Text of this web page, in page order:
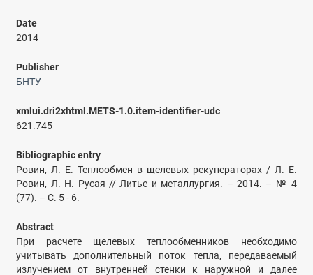
Date
2014
Publisher
БНТУ
xmlui.dri2xhtml.METS-1.0.item-identifier-udc
621.745
Bibliographic entry
Ровин, Л. Е. Теплообмен в щелевых рекуператорах / Л. Е.
Ровин, Л. Н. Русая // Литье и металлургия. – 2014. – № 4
(77). – С. 5 - 6.
Abstract
При расчете щелевых теплообменников необходимо
учитывать дополнительный поток тепла, передаваемый
излучением от внутренней стенки к наружной и далее